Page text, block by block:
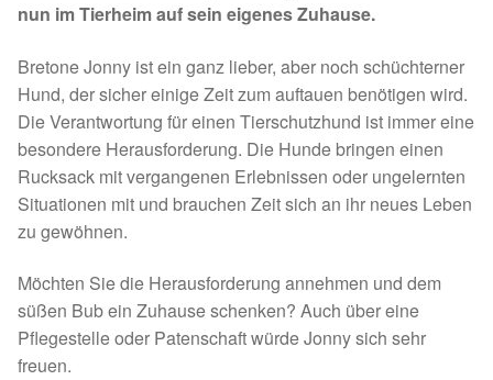
Juli bis Dezember 2023
Januar bis Juni 2023
Spenden 2022
Januar bis Juni 2022
nun im Tierheim auf sein eigenes Zuhause.
Bretone Jonny ist ein ganz lieber, aber noch schüchterner
Hund, der sicher einige Zeit zum auftauen benötigen wird.
Die Verantwortung für einen Tierschutzhund ist immer eine
besondere Herausforderung. Die Hunde bringen einen
Rucksack mit vergangenen Erlebnissen oder ungelernten
Situationen mit und brauchen Zeit sich an ihr neues Leben
zu gewöhnen.
Möchten Sie die Herausforderung annehmen und dem
süßen Bub ein Zuhause schenken? Auch über eine
Pflegestelle oder Patenschaft würde Jonny sich sehr
freuen.